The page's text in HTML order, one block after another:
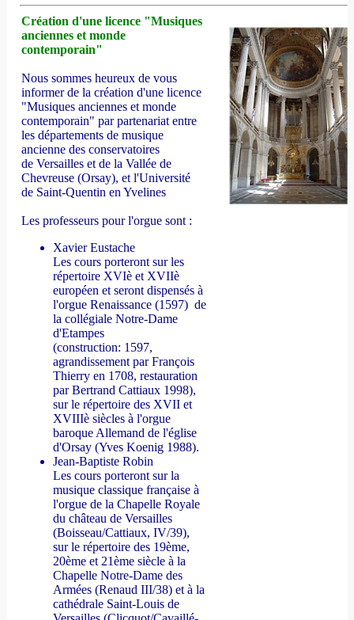
Création d'une licence "Musiques
anciennes et monde
contemporain"
Nous sommes heureux de vous
informer de la création d'une licence
"Musiques anciennes et monde
contemporain" par partenariat entre
les départements de musique
ancienne des conservatoires
de Versailles et de la Vallée de
Chevreuse (Orsay), et l'Université
de Saint-Quentin en Yvelines
Les professeurs pour l'orgue sont :
Xavier Eustache
Les cours porteront sur les
répertoire XVIè et XVIIè
européen et seront dispensés à
l'orgue Renaissance (1597) de
la collégiale Notre-Dame
d'Etampes
(construction: 1597,
agrandissement par François
Thierry en 1708, restauration
par Bertrand Cattiaux 1998),
sur le répertoire des XVII et
XVIIIè siècles à l'orgue
baroque Allemand de l'église
d'Orsay (Yves Koenig 1988).
Jean-Baptiste Robin
Les cours porteront sur la
musique classique française à
l'orgue de la Chapelle Royale
du château de Versailles
(Boisseau/Cattiaux, IV/39),
sur le répertoire des 19ème,
20ème et 21ème siècle à la
Chapelle Notre-Dame des
Armées (Renaud III/38) et à la
cathédrale Saint-Louis de